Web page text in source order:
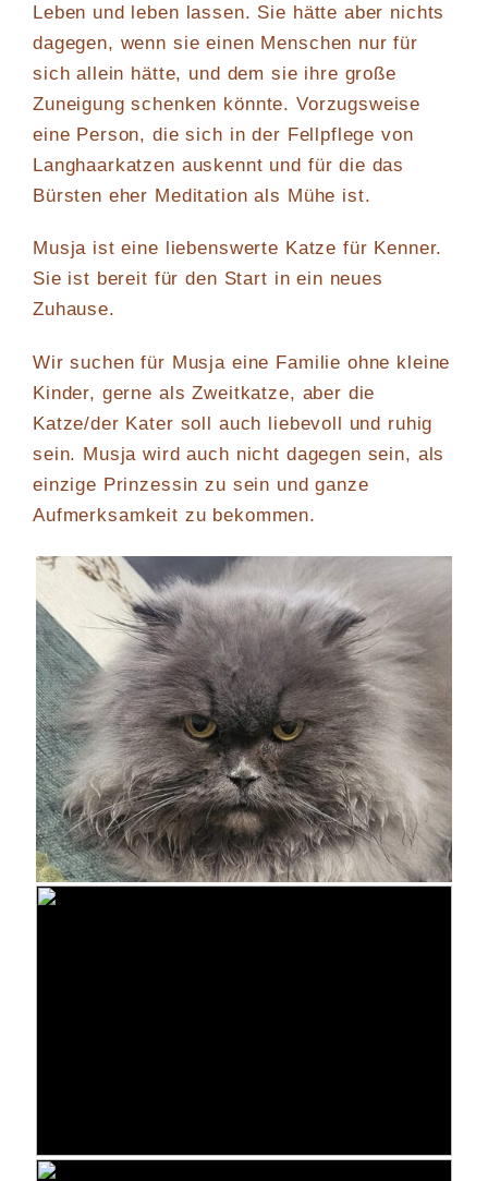
Leben und leben lassen. Sie hätte aber nichts
dagegen, wenn sie einen Menschen nur für
sich allein hätte, und dem sie ihre große
Zuneigung schenken könnte. Vorzugsweise
eine Person, die sich in der Fellpflege von
Langhaarkatzen auskennt und für die das
Bürsten eher Meditation als Mühe ist.
Musja ist eine liebenswerte Katze für Kenner.
Sie ist bereit für den Start in ein neues
Zuhause.
Wir suchen für Musja eine Familie ohne kleine
Kinder, gerne als Zweitkatze, aber die
Katze/der Kater soll auch liebevoll und ruhig
sein. Musja wird auch nicht dagegen sein, als
einzige Prinzessin zu sein und ganze
Aufmerksamkeit zu bekommen.